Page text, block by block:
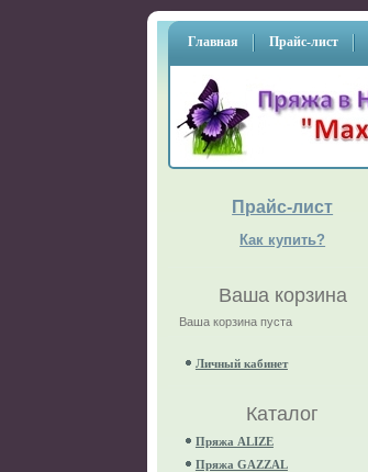
Главная Прайс-лист
Прайс-лист
Как купить?
Ваша корзина
Ваша корзина пуста
Личный кабинет
Каталог
Пряжа ALIZE
Пряжа GAZZAL